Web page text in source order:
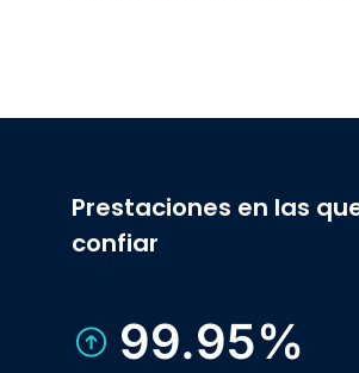
Prestaciones en las
confiar
99.95%